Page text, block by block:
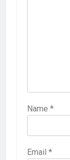
Name *
Email *